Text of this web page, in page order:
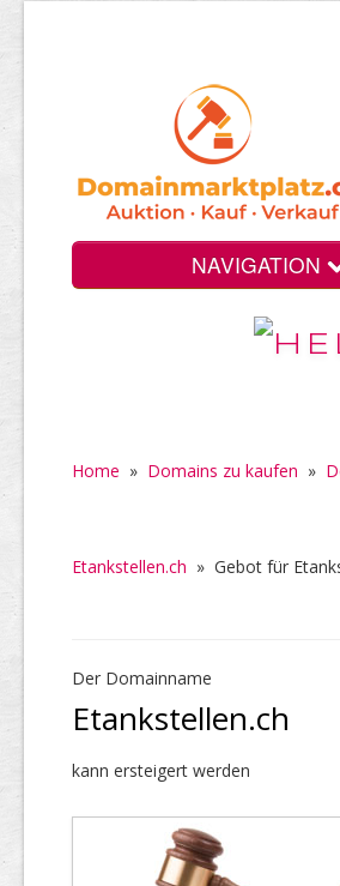
NAVIGATION
Home » Domains zu kaufen »
Etankstellen.ch » Gebot für
Der Domainname
Etankstellen.ch
kann ersteigert werden